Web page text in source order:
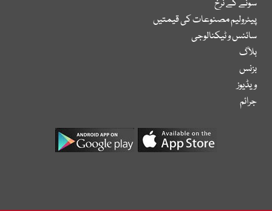
سونے کے نرخ
پیٹرولیم مصنوعات کی قیمتیں
سائنس و ٹیکنالوجی
بلاگ
بزنس
ویڈیوز
جرائم